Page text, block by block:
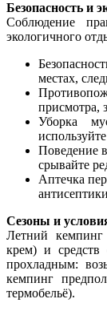
Безопасность и
Соблюдение
экологичного
местах,
присмотра,
Уборка
Поведение
срывайте
Аптечка
Сезоны и
Летний кемпинг
крем) и
прохладным:
кемпинг
термобельё).